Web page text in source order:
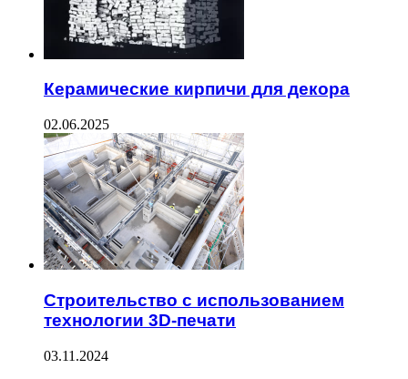
Керамические кирпичи для декора
02.06.2025
Строительство с использованием
технологии 3D-печати
03.11.2024